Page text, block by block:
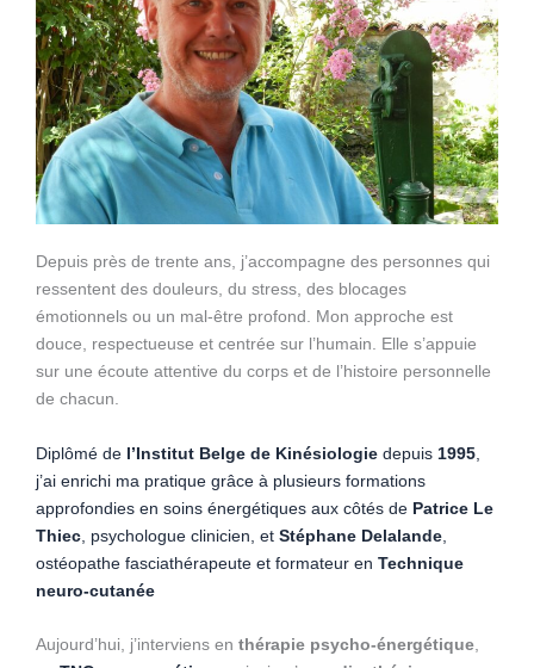
Depuis près de trente ans, j’accompagne des personnes qui
ressentent des douleurs, du stress, des blocages
émotionnels ou un mal-être profond. Mon approche est
douce, respectueuse et centrée sur l’humain. Elle s’appuie
sur une écoute attentive du corps et de l’histoire personnelle
de chacun.
Diplômé de l’Institut Belge de Kinésiologie depuis 1995
j’ai enrichi ma pratique grâce à plusieurs formations
approfondies en soins énergétiques aux côtés de Patrice Le
Thiec , psychologue clinicien, et Stéphane Delalande
ostéopathe fasciathérapeute et formateur en Technique
neuro-cutanée
Aujourd’hui, j’interviens en thérapie psycho-énergétique